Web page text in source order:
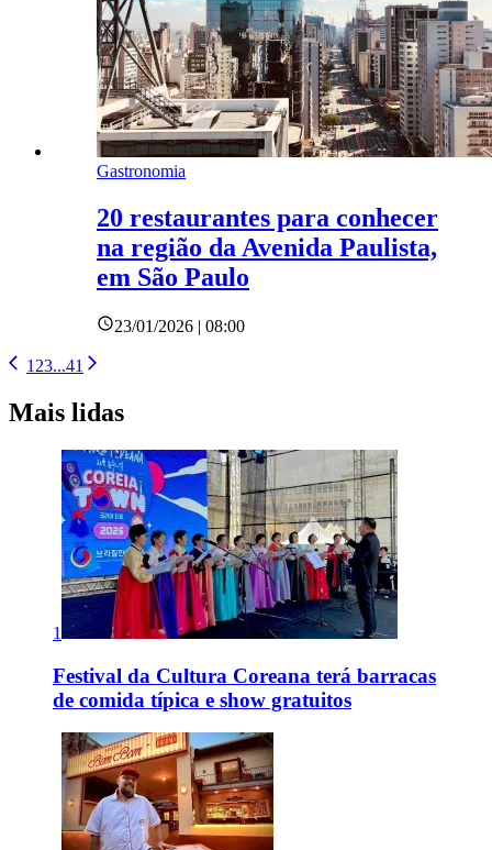
Gastronomia
20 restaurantes para conhecer
na região da Avenida Paulista,
em São Paulo
23/01/2026 | 08:00
1 23...41
Mais lidas
1
Festival da Cultura Coreana terá barracas
de comida típica e show gratuitos